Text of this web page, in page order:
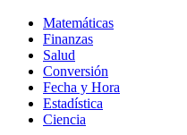
Matemáticas
Finanzas
Salud
Conversión
Fecha y Hora
Estadística
Ciencia